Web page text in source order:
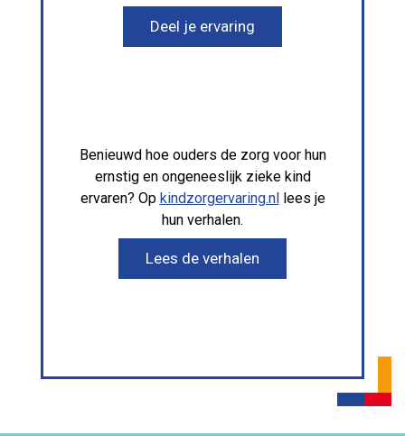
Deel je ervaring
Benieuwd hoe ouders de zorg voor hun
ernstig en ongeneeslijk zieke kind
ervaren? Op kindzorgervaring.nllees je
hun verhalen.
Lees de verhalen